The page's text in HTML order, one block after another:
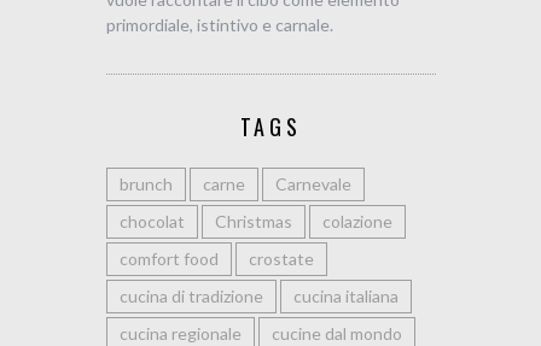
primordiale, istintivo e carnale.
TAGS
brunch carne
Carnevale
chocolat
Christmas
colazione
comfort food
crostate
cucina di tradizione
cucina italiana
cucina regionale
cucine dal mondo